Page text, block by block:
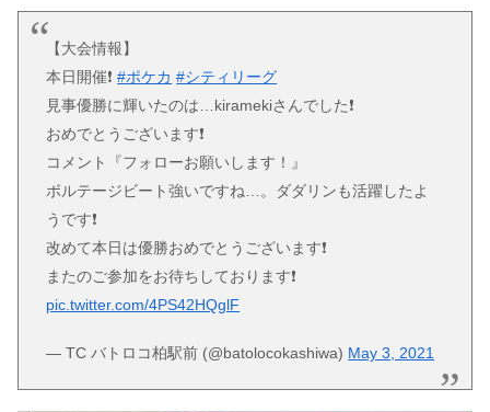
【大会情報】
本日開催❗#ポケカ #シティリーグ
見事優勝に輝いたのは…kiramekiさんでした❗
おめでとうございます❗
コメント『フォローお願いします！』
ボルテージビート強いですね…。ダダリンも活躍したよ
うです❗
改めて本日は優勝おめでとうございます❗
またのご参加をお待ちしております❗
pic.twitter.com/4PS42HQglF
— TC バトロコ柏駅前 (@batolocokashiwa) May 3, 2021